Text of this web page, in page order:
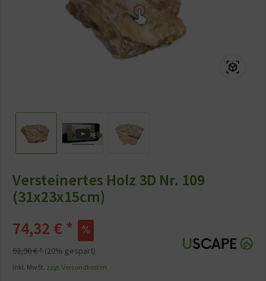
Versteinertes Holz 3D Nr. 109
(31x23x15cm)
74,32 € *
92,90 € * (20% gespart)
inkl. MwSt. zzgl. Versandkosten